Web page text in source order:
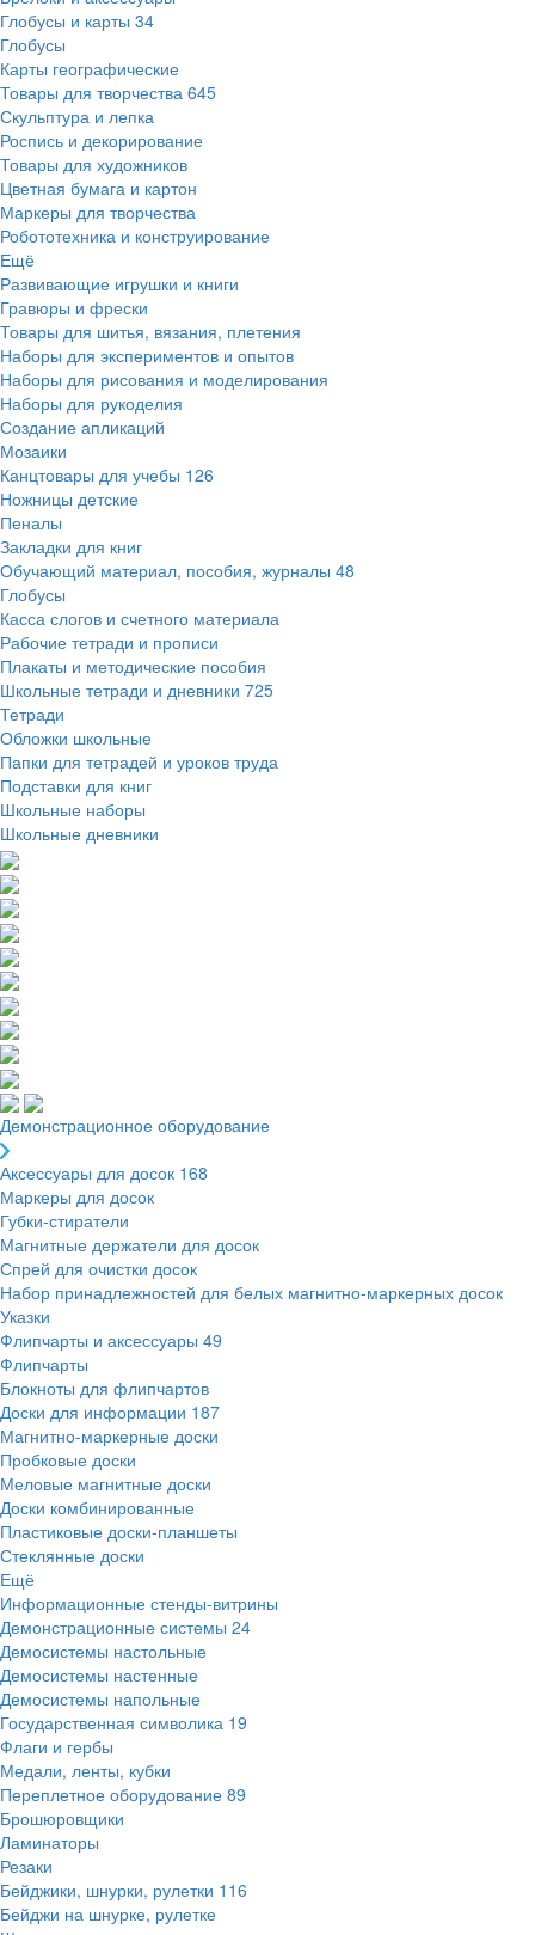
Глобусы и карты 34
Глобусы
Карты географические
Товары для творчества 645
Скульптура и лепка
Роспись и декорирование
Товары для художников
Цветная бумага и картон
Маркеры для творчества
Робототехника и конструирование
Ещё
Развивающие игрушки и книги
Гравюры и фрески
Товары для шитья, вязания, плетения
Наборы для экспериментов и опытов
Наборы для рисования и моделирования
Наборы для рукоделия
Создание апликаций
Мозаики
Канцтовары для учебы 126
Ножницы детские
Пеналы
Закладки для книг
Обучающий материал, пособия, журналы 48
Глобусы
Касса слогов и счетного материала
Рабочие тетради и прописи
Плакаты и методические пособия
Школьные тетради и дневники 725
Тетради
Обложки школьные
Папки для тетрадей и уроков труда
Подставки для книг
Школьные наборы
Школьные дневники
Демонстрационное оборудование
Аксессуары для досок 168
Маркеры для досок
Губки-стиратели
Магнитные держатели для досок
Спрей для очистки досок
Набор принадлежностей для белых магнитно-маркерных досок
Указки
Флипчарты и аксессуары 49
Флипчарты
Блокноты для флипчартов
Доски для информации 187
Магнитно-маркерные доски
Пробковые доски
Меловые магнитные доски
Доски комбинированные
Пластиковые доски-планшеты
Стеклянные доски
Ещё
Информационные стенды-витрины
Демонстрационные системы 24
Демосистемы настольные
Демосистемы настенные
Демосистемы напольные
Государственная символика 19
Флаги и гербы
Медали, ленты, кубки
Переплетное оборудование 89
Брошюровщики
Ламинаторы
Резаки
Бейджики, шнурки, рулетки 116
Бейджи на шнурке, рулетке